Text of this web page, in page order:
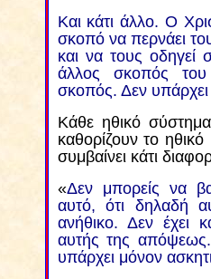
Και κάτι άλλο. Ο
σκοπό να περνάει
και να τους οδηγεί
άλλος σκοπός του
σκοπός. Δεν
Κάθε ηθικό σύστημα
καθορίζουν το
συμβαίνει κάτι
«Δεν μπορείς να
αυτό, ότι δηλαδή
ανήθικο. Δεν έχει
αυτής της
υπάρχει μόνον